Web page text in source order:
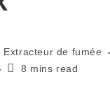
Extracteur de fumée
8 mins read